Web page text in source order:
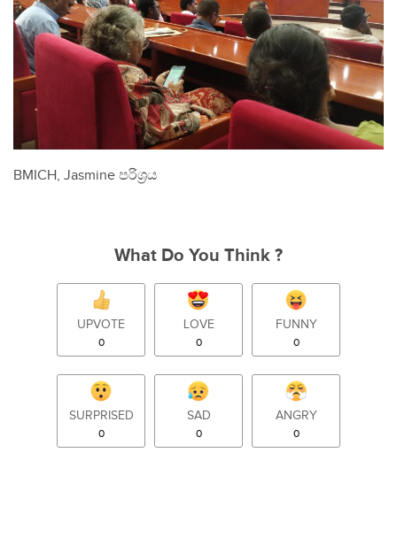
BMICH, Jasmine පරිශ්‍රය
What Do You Think ?
UPVOTE
0
LOVE
0
FUNNY
0
SURPRISED
0
SAD
0
ANGRY
0